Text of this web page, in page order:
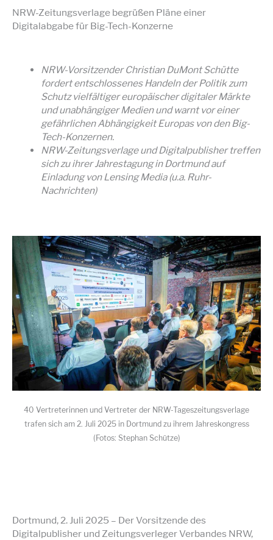
NRW-Zeitungsverlage begrüßen Pläne einer
Digitalabgabe für Big-Tech-Konzerne
NRW-Vorsitzender Christian DuMont Schütte
fordert entschlossenes Handeln der Politik zum
Schutz vielfältiger europäischer digitaler Märkte
und unabhängiger Medien und warnt vor einer
gefährlichen Abhängigkeit Europas von den Big-
Tech-Konzernen.
NRW-Zeitungsverlage und Digitalpublisher treffen
sich zu ihrer Jahrestagung in Dortmund auf
Einladung von Lensing Media (u.a. Ruhr-
Nachrichten)
40 Vertreterinnen und Vertreter der NRW-Tageszeitungsverlage
trafen sich am 2. Juli 2025 in Dortmund zu ihrem Jahreskongress
(Fotos: Stephan Schütze)
Dortmund, 2. Juli 2025 – Der Vorsitzende des
Digitalpublisher und Zeitungsverleger Verbandes NRW,